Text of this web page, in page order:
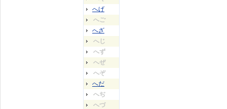
へげ
へご
へざ
へじ
へず
へぜ
へぞ
へだ
へぢ
へづ